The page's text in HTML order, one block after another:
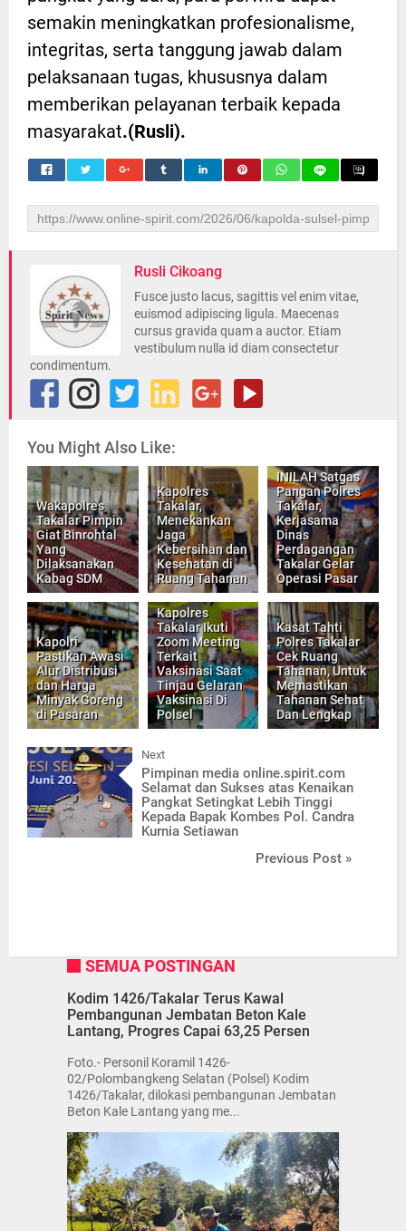
semakin meningkatkan profesionalisme,
integritas, serta tanggung jawab dalam
pelaksanaan tugas, khususnya dalam
memberikan pelayanan terbaik kepada
masyarakat.(Rusli).
Rusli Cikoang
Fusce justo lacus, sagittis vel enim vitae,
euismod adipiscing ligula. Maecenas
cursus gravida quam a auctor. Etiam
vestibulum nulla id diam consectetur
condimentum.
You Might Also Like:
Wakapolres
Takalar Pimpin
Giat Binrohtal
Yang
Dilaksanakan
Kabag SDM
Kapolres
Takalar,
Menekankan
Jaga
Kebersihan dan
Kesehatan di
Ruang Tahanan
INILAH Satgas
Pangan Polres
Takalar,
Kerjasama
Dinas
Perdagangan
Takalar Gelar
Operasi Pasar
Kapolri
Pastikan Awasi
Alur Distribusi
dan Harga
Minyak Goreng
di Pasaran
Kapolres
Takalar Ikuti
Zoom Meeting
Terkait
Vaksinasi Saat
Tinjau Gelaran
Vaksinasi Di
Polsel
Kasat Tahti
Polres Takalar
Cek Ruang
Tahanan, Untuk
Memastikan
Tahanan Sehat
Dan Lengkap
Next
Pimpinan media online.spirit.com
Selamat dan Sukses atas Kenaikan
Pangkat Setingkat Lebih Tinggi
Kepada Bapak Kombes Pol. Candra
Kurnia Setiawan
Previous Post »
SEMUA POSTINGAN
Kodim 1426/Takalar Terus Kawal
Pembangunan Jembatan Beton Kale
Lantang, Progres Capai 63,25 Persen
Foto.- Personil Koramil 1426-
02/Polombangkeng Selatan (Polsel) Kodim
1426/Takalar, dilokasi pembangunan Jembatan
Beton Kale Lantang yang me...